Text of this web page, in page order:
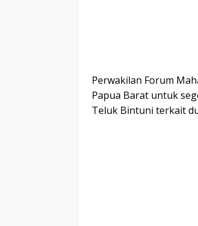
Perwakilan Forum
Papua Barat untuk
Teluk Bintuni terkait